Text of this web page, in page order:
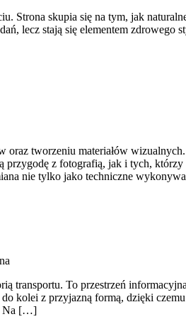
Strona skupia się na tym, jak
lecz stają się elementem zdrowego
tworzeniu materiałów
przygodę z fotografią, jak i tych,
nie tylko jako techniczne
transportu. To przestrzeń
kolei z przyjazną formą, dzięki
Na […]